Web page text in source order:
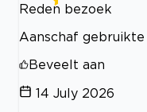
Reden bezoek
Aanschaf gebruikte
Beveelt aan
14 July 2026